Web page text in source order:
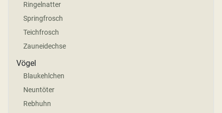
Ringelnatter
Springfrosch
Teichfrosch
Zauneidechse
Vögel
Blaukehlchen
Neuntöter
Rebhuhn